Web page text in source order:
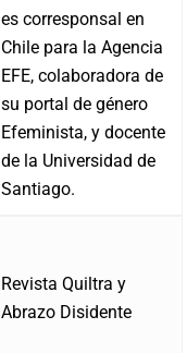
es corresponsal en
Chile para la Agencia
EFE, colaboradora de
su portal de género
Efeminista, y docente
de la Universidad de
Santiago.
Revista Quiltra y
Abrazo Disidente